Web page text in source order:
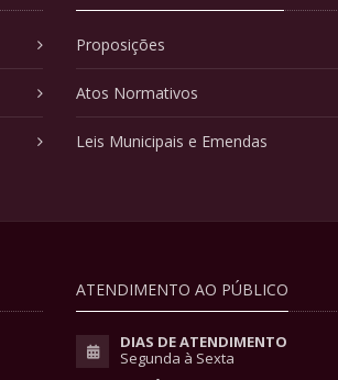
Proposições
Atos Normativos
Leis Municipais e Emendas
ATENDIMENTO AO PÚBLICO
DIAS DE ATENDIMENTO
Segunda à Sexta